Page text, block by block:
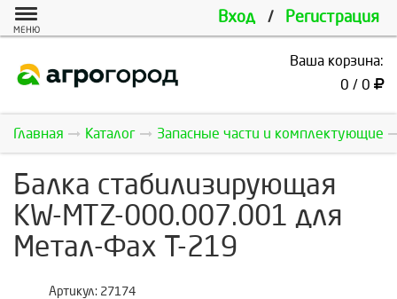
Вход / Регистрация
МЕНЮ
Ваша корзина:
0 / 0
Главная Каталог Запасные части и комплектующие
Балка стабилизирующая
KW-MTZ-000.007.001 для
Метал-Фах Т-219
Артикул: 27174